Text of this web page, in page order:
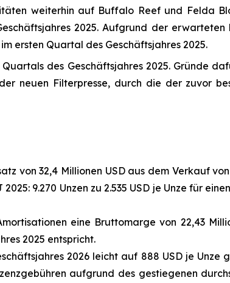
weiterhin auf Buffalo Reef und Felda
2025. Aufgrund der erwarteten
ersten Quartal des Geschäftsjahres 2025.
des Geschäftsjahres 2025. Gründe
neuen Filterpresse, durch die der zuvor
von 32,4 Millionen USD aus dem Verkauf von
9.270 Unzen zu 2.535 USD je Unze für
eine Bruttomarge von 22,43
2025 entspricht.
2026 leicht auf 888 USD je Unze
aufgrund des gestiegenen